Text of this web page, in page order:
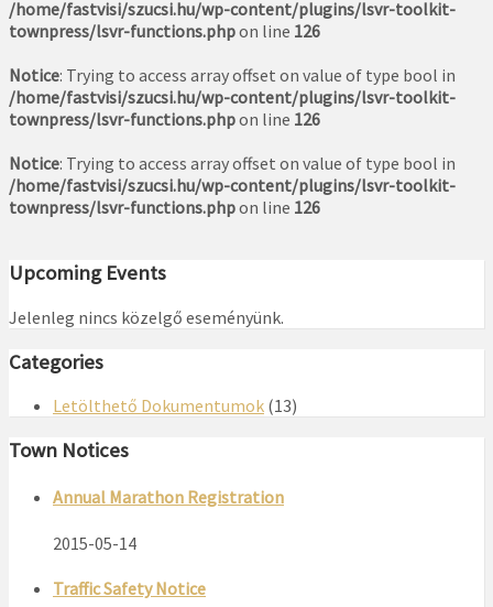
/home/fastvisi/szucsi.hu/wp-content/plugins/lsvr-toolkit-
townpress/lsvr-functions.phpon line 126
Notice: Trying to access array offset on value of type bool in
/home/fastvisi/szucsi.hu/wp-content/plugins/lsvr-toolkit-
townpress/lsvr-functions.phpon line 126
Notice: Trying to access array offset on value of type bool in
/home/fastvisi/szucsi.hu/wp-content/plugins/lsvr-toolkit-
townpress/lsvr-functions.phpon line 126
Upcoming Events
Jelenleg nincs közelgő eseményünk.
Categories
Letölthető Dokumentumok (13)
Town Notices
Annual Marathon Registration
2015-05-14
Traffic Safety Notice